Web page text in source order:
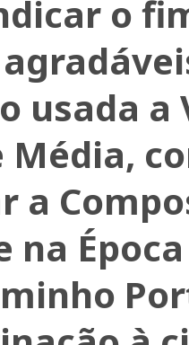
o
usada a
Média,
a
na